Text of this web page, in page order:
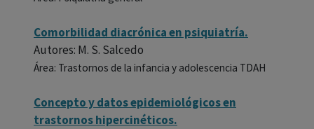
Comorbilidad diacrónica en psiquiatría.
Autores: M. S. Salcedo
Área: Trastornos de la infancia y adolescencia TDAH
Concepto y datos epidemiológicos en
trastornos hipercinéticos.